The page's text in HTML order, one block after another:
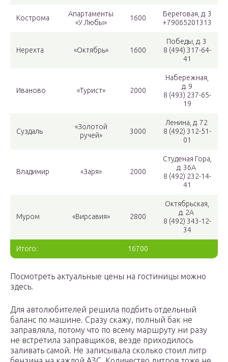
Итого: 16700
Кострома
Апартаменты
«У Любы»
1600
Береговая, д. 3
+79065201313
Нерехта «Октябрь» 1600
Победы, д. 3
8 (494) 317-64-
41
Иваново «Турист» 2000
Набережная,
д. 9
8 (493) 237-65-
19
Суздаль
«Золотой
ручей»
3000
Ленина, д. 72
8 (492) 312-51-
01
Владимир «Заря» 2000
Студеная Гора,
д. 36А
8 (492) 232-14-
41
Муром «Вирсавия» 2800
Октябрьская,
д. 2А
8 (492) 343-12-
34
Посмотреть актуальные цены на гостиницы можно
здесь.
Для автолюбителей решила подбить отдельный
баланс по машине. Сразу скажу, полный бак не
заправляла, потому что по всему маршруту ни разу
не встретила заправщиков, везде приходилось
заливать самой. Не записывала сколько стоил литр